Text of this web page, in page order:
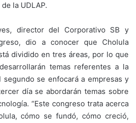
la UDLAP.
director del Corporativo SB y
dio a conocer que Cholula
dividido en tres áreas, por lo que
temas referentes a la
se enfocará a empresas y
día se abordarán temas sobre
“Este congreso trata acerca
cómo se fundó, cómo creció,